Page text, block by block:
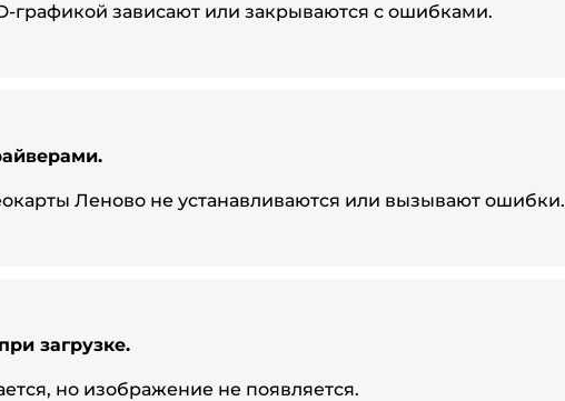
графикой зависают или закрываются с ошибками.
Леново не устанавливаются или вызывают ошибки.
загрузке.
но изображение не появляется.